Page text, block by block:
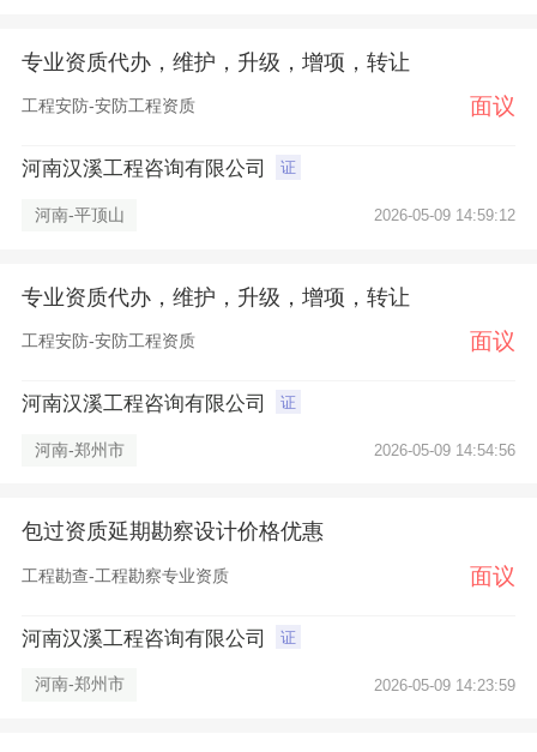
专业资质代办，维护，升级，增项，转让
工程安防-安防工程资质 面议
河南汉溪工程咨询有限公司 证
河南-平顶山 2026-05-09 14:59:12
专业资质代办，维护，升级，增项，转让
工程安防-安防工程资质 面议
河南汉溪工程咨询有限公司 证
河南-郑州市 2026-05-09 14:54:56
包过资质延期勘察设计价格优惠
工程勘查-工程勘察专业资质 面议
河南汉溪工程咨询有限公司 证
河南-郑州市 2026-05-09 14:23:59